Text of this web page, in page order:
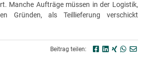
Manche Aufträge müssen in der Logistik,
Gründen, als Teillieferung verschickt
Beitrag teilen: